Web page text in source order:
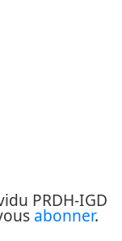
PRDH-IGD
abonner.